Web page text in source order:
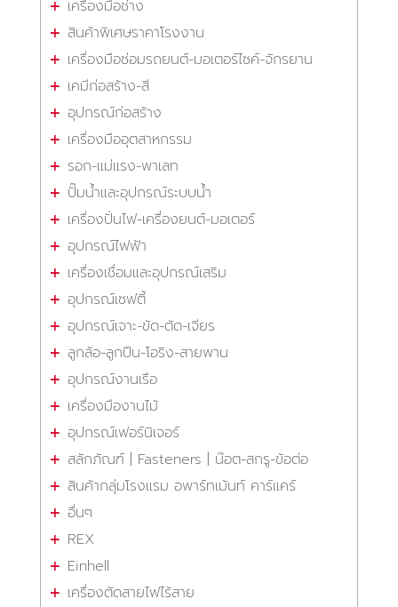
เครื่องมือช่าง
สินค้าพิเศษราคาโรงงาน
เครื่องมือซ่อมรถยนต์-มอเตอร์ไซค์-จักรยาน
เคมีก่อสร้าง-สี
อุปกรณ์ก่อสร้าง
เครื่องมืออุตสาหกรรม
รอก-แม่แรง-พาเลท
ปั๊มน้ำและอุปกรณ์ระบบน้ำ
เครื่องปั่นไฟ-เครื่องยนต์-มอเตอร์
อุปกรณ์ไฟฟ้า
เครื่องเชื่อมและอุปกรณ์เสริม
อุปกรณ์เซฟตี้
อุปกรณ์เจาะ-ขัด-ตัด-เจียร
ลูกล้อ-ลูกปืน-โอริง-สายพาน
อุปกรณ์งานเรือ
เครื่องมืองานไม้
อุปกรณ์เฟอร์นิเจอร์
สลักภัณฑ์ | Fasteners | น๊อต-สกรู-ข้อต่อ
สินค้ากลุ่มโรงแรม อพาร์ทเม้นท์ คาร์แคร์
อื่นๆ
REX
Einhell
เครื่องตัดสายไฟไร้สาย